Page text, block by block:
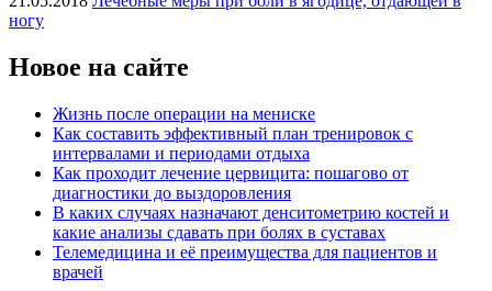
ногу
Новое на сайте
Жизнь после операции на мениске
Как составить эффективный план тренировок с
интервалами и периодами отдыха
Как проходит лечение цервицита: пошагово от
диагностики до выздоровления
В каких случаях назначают денситометрию костей и
какие анализы сдавать при болях в суставах
Телемедицина и её преимущества для пациентов и
врачей